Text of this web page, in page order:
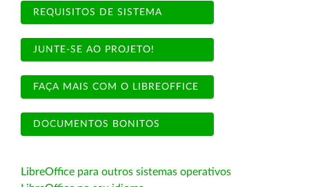
REQUISITOS DE SISTEMA
JUNTE-SE AO PROJETO!
FAÇA MAIS COM O LIBREOFFICE
DOCUMENTOS BONITOS
LibreOffice para outros sistemas operativos